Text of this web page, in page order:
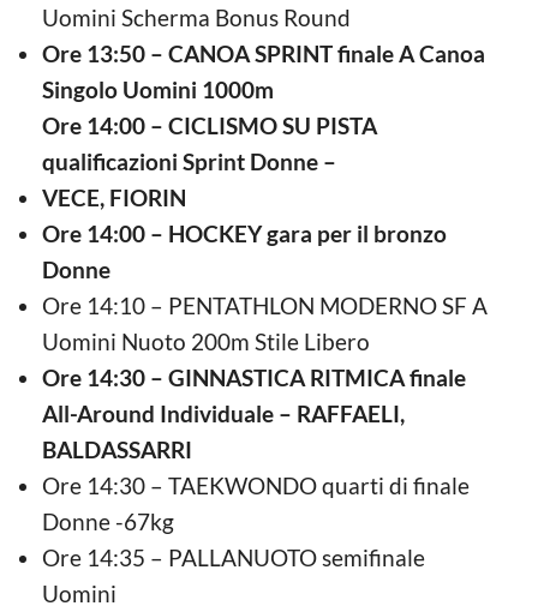
Uomini Scherma Bonus Round
Ore 13:50 – CANOA SPRINT finale A Canoa
Singolo Uomini 1000m
Ore 14:00 – CICLISMO SU PISTA
qualificazioni Sprint Donne –
VECE, FIORIN
Ore 14:00 – HOCKEY gara per il bronzo
Donne
Ore 14:10 – PENTATHLON MODERNO SF A
Uomini Nuoto 200m Stile Libero
Ore 14:30 – GINNASTICA RITMICA finale
All-Around Individuale – RAFFAELI,
BALDASSARRI
Ore 14:30 – TAEKWONDO quarti di finale
Donne -67kg
Ore 14:35 – PALLANUOTO semifinale
Uomini